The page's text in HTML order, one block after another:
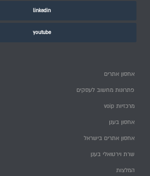
linkedin
youtube
אחסון אתרים
פתרונות מחשוב לעסקים
מרכזיות voip
אחסון בענן
אחסון אתרים בישראל
שרת וירטואלי בענן
המלצות